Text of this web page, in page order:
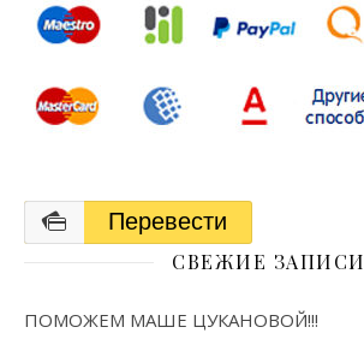
Перевести
СВЕЖИЕ ЗАПИСИ
ПОМОЖЕМ МАШЕ ЦУКАНОВОЙ!!!